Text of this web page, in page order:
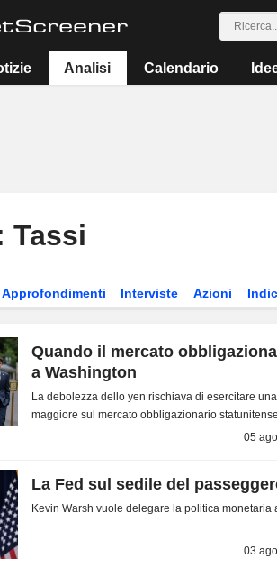
Analisi Calendario
Tassi
Approfondimenti Interviste Azioni
Quando il mercato
a Washington
La debolezza dello yen rischiava di esercitare
maggiore sul mercato obbligazionario
05
La Fed sul sedile del
Kevin Warsh vuole delegare la politica monetaria
03